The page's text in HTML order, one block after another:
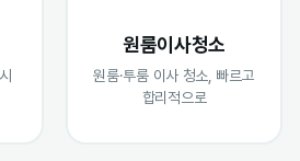
원룸이사청소
원룸·투룸 이사 청소, 빠르고
합리적으로